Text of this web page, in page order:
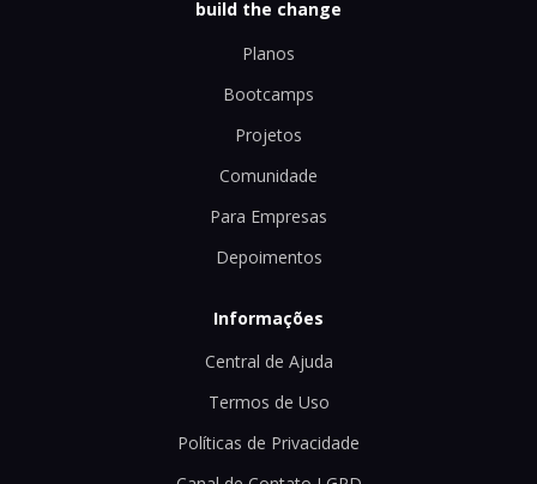
build the change
Planos
Bootcamps
Projetos
Comunidade
Para Empresas
Depoimentos
Informações
Central de Ajuda
Termos de Uso
Políticas de Privacidade